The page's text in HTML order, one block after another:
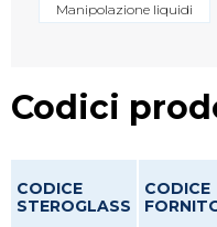
Manipolazione liquidi
Codici
CODICE
STEROGLASS
CODICE